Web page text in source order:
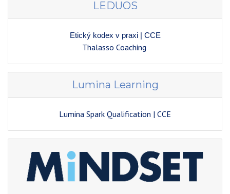
LEDUOS
Etický kodex v praxi | CCE
Thalasso Coaching
Lumina Learning
Lumina Spark Qualification | CCE